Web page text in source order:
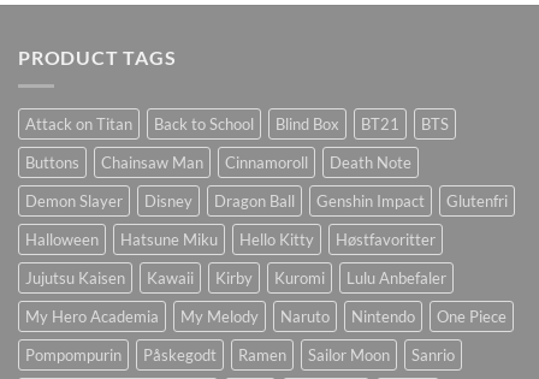
PRODUCT TAGS
Attack on Titan Back to School Blind Box BT21
BTS
Buttons
Chainsaw Man Cinnamoroll
Death Note
Demon Slayer
Disney Dragon Ball Genshin Impact
Glutenfri
Halloween
Hatsune Miku Hello Kitty
Høstfavoritter
Jujutsu Kaisen
Kawaii Kirby Kuromi
Lulu Anbefaler
My Hero Academia
My Melody Naruto Nintendo
One Piece
Pompompurin
Påskegodt Ramen Sailor Moon
Sanrio